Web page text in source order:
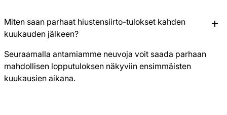
Miten saan parhaat hiustensiirto-tulokset kahden
kuukauden jälkeen?
Seuraamalla antamiamme neuvoja voit saada parhaan
mahdollisen lopputuloksen näkyviin ensimmäisten
kuukausien aikana.